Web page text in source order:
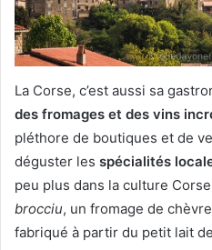
La Corse, c’est aussi sa
des fromages et des vins
pléthore de boutiques et de
déguster les spécialités
peu plus dans la culture
brocciu, un fromage de
fabriqué à partir du petit lait